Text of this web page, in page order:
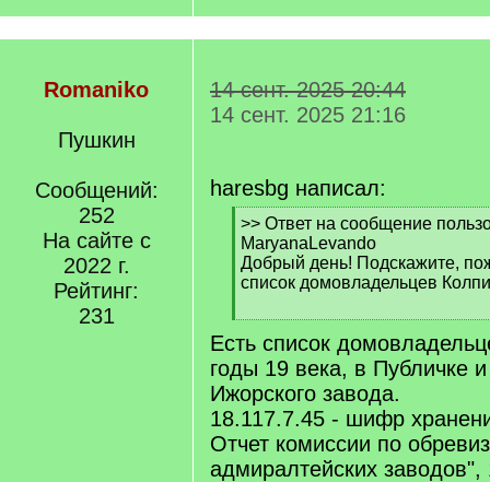
Romaniko
Пушкин
Сообщений:
252
На сайте с
2022 г.
Рейтинг:
231
14 сент. 2025 20:44
14 сент. 2025 21:16
haresbg написал:
[
q
]
>> Ответ на сообщение
MaryanaLevando
Добрый день! Подскажите,
список домовладельцев
[
/
q
]
Есть список
годы 19 века, в Публичке
Ижорского завода.
18.117.7.45 - шифр
Отчет комиссии по
адмиралтейских заводов",